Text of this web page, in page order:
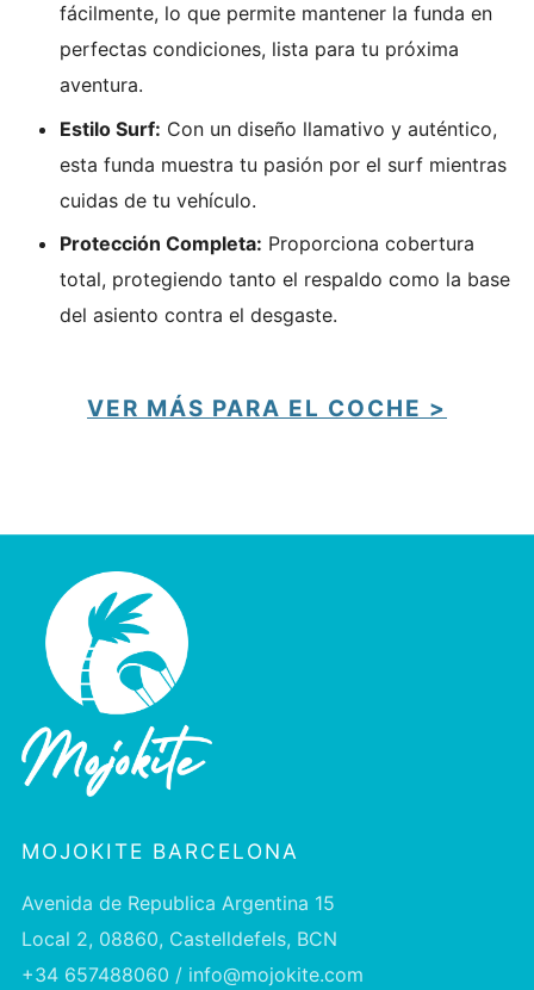
fácilmente, lo que permite mantener la funda en
perfectas condiciones, lista para tu próxima
aventura.
Estilo Surf: Con un diseño llamativo y auténtico,
esta funda muestra tu pasión por el surf mientras
cuidas de tu vehículo.
Protección Completa: Proporciona cobertura
total, protegiendo tanto el respaldo como la base
del asiento contra el desgaste.
VER MÁS PARA EL COCHE >
MOJOKITE BARCELONA
Avenida de Republica Argentina 15
Local 2, 08860, Castelldefels, BCN
+34 657488060 / info@mojokite.com